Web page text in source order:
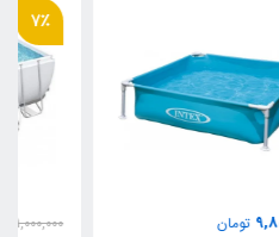
91,000,000
تومان